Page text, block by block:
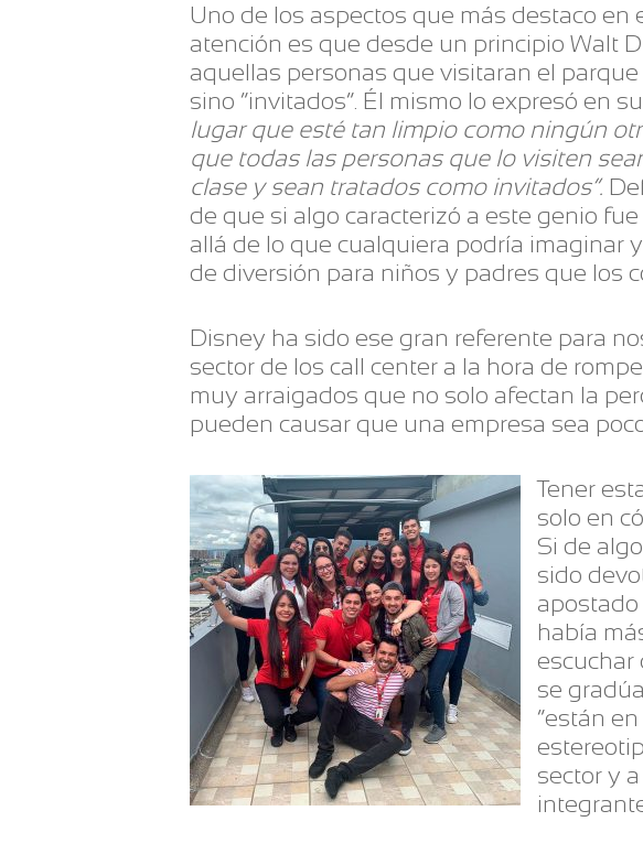
Uno de los aspectos que más destaco en
atención es que desde un principio Walt
aquellas personas que visitaran el
sino “invitados”. Él mismo lo expresó en
lugar que esté tan limpio como ningún
que todas las personas que lo visiten
clase y sean tratados como invitados”.
de que si algo caracterizó a este genio
allá de lo que cualquiera podría imaginar
de diversión para niños y padres que los
Disney ha sido ese gran referente para
sector de los call center a la hora de
muy arraigados que no solo afectan la
pueden causar que una empresa sea
Tener
solo en
Si de
sido
había
escuchar
se
“están
sector y